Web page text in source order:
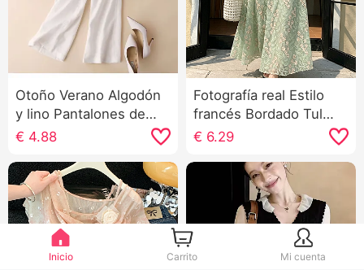
Otoño Verano Algodón
y lino Pantalones de
pierna ancha Holgado
Vertical Sentido
Pantalones Niños
Versión ligera
Transpirable Recto
Versátil Pantalones
largos
€ 4.88
Fotografía real Estilo
francés Bordado Tul
Falda Mujer 2026
Primavera Adelgazante
Talle alto Una palabra
Longitud media Grande
Falda Falda larga
€ 6.29
Inicio Carrito Mi cuenta